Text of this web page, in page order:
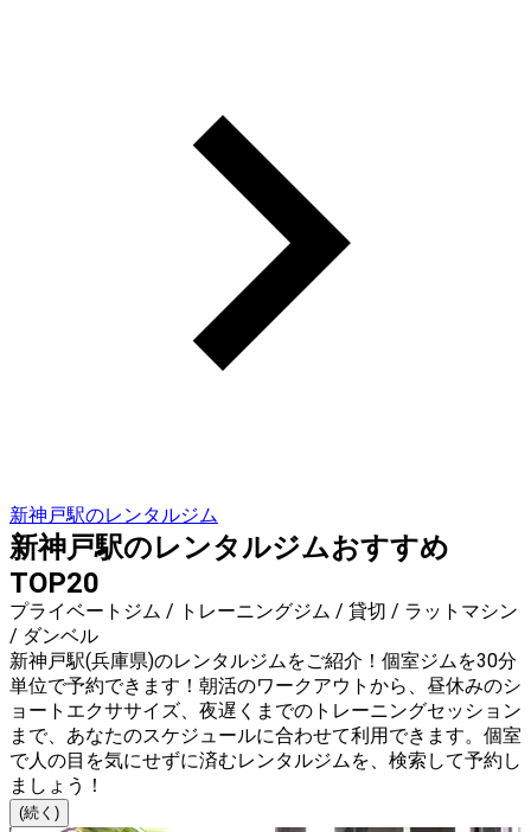
新神戸駅のレンタルジム
新神戸駅のレンタルジムおすすめ
TOP20
プライベートジム / トレーニングジム / 貸切 / ラットマシン
/ ダンベル
新神戸駅(兵庫県)のレンタルジムをご紹介！個室ジムを30分
単位で予約できます！朝活のワークアウトから、昼休みのシ
ョートエクササイズ、夜遅くまでのトレーニングセッション
まで、あなたのスケジュールに合わせて利用できます。個室
で人の目を気にせずに済むレンタルジムを、検索して予約し
ましょう！
(続く)